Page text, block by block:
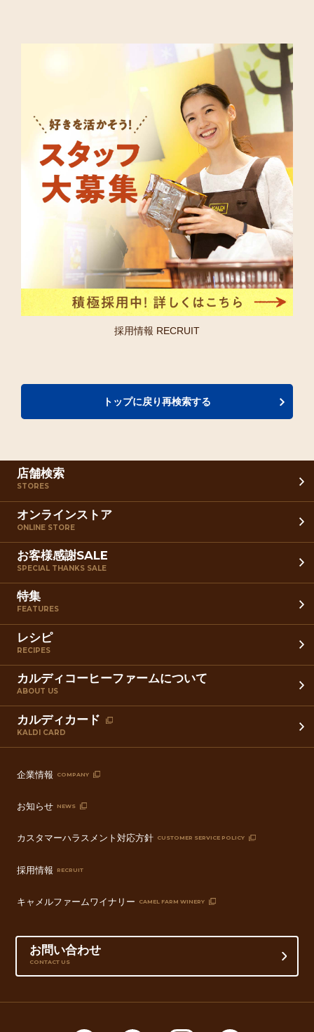
採用情報 RECRUIT
トップに戻り再検索する
店舗検索
STORES
オンラインストア
ONLINE STORE
お客様感謝SALE
SPECIAL THANKS SALE
特集
FEATURES
レシピ
RECIPES
カルディコーヒーファームについて
ABOUT US
カルディカード
KALDI CARD
企業情報 COMPANY
お知らせ NEWS
カスタマーハラスメント対応方針 CUSTOMER SERVICE POLICY
採用情報 RECRUIT
キャメルファームワイナリー CAMEL FARM WINERY
お問い合わせ
CONTACT US